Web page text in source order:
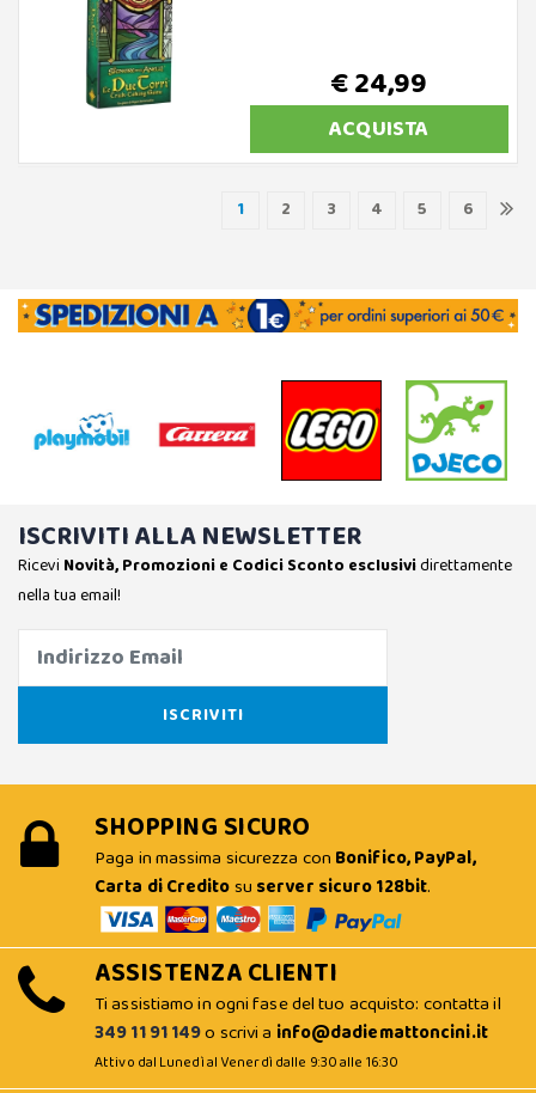
€ 24,99
ACQUISTA
1 2 3 4 5 6
ISCRIVITI ALLA NEWSLETTER
Ricevi Novità, Promozioni e Codici Sconto esclusividirettamente
nella tua email!
SHOPPING SICURO
Paga in massima sicurezza con Bonifico, PayPal,
Carta di Creditosu server sicuro 128bit.
ASSISTENZA CLIENTI
Ti assistiamo in ogni fase del tuo acquisto: contatta il
349 11 91 149o scrivi a info@dadiemattoncini.it
Attivo dal Lunedì al Venerdì dalle 9:30 alle 16:30